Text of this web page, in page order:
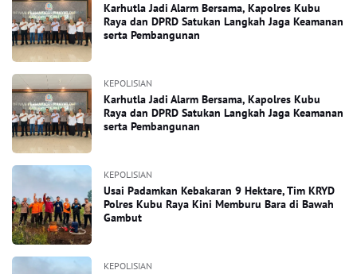
Karhutla Jadi Alarm Bersama, Kapolres Kubu
Raya dan DPRD Satukan Langkah Jaga Keamanan
serta Pembangunan
KEPOLISIAN
Karhutla Jadi Alarm Bersama, Kapolres Kubu
Raya dan DPRD Satukan Langkah Jaga Keamanan
serta Pembangunan
KEPOLISIAN
Usai Padamkan Kebakaran 9 Hektare, Tim KRYD
Polres Kubu Raya Kini Memburu Bara di Bawah
Gambut
KEPOLISIAN